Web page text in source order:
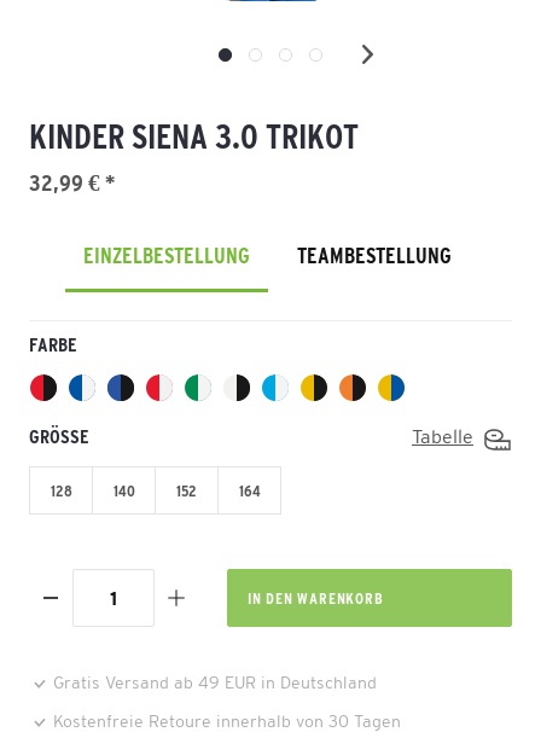
KINDER SIENA 3.0 TRIKOT
32,99 € *
EINZELBESTELLUNG TEAMBESTELLUNG
FARBE
GRÖSSE Tabelle
128 140 152 164
IN DEN WARENKORB
Gratis Versand ab 49 EUR in Deutschland
Kostenfreie Retoure innerhalb von 30 Tagen